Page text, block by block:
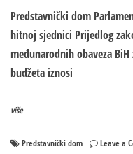
Predstavnički dom
hitnoj sjednici Prijedlog
međunarodnih obaveza
budžeta iznosi
više
Predstavnički dom Leave a